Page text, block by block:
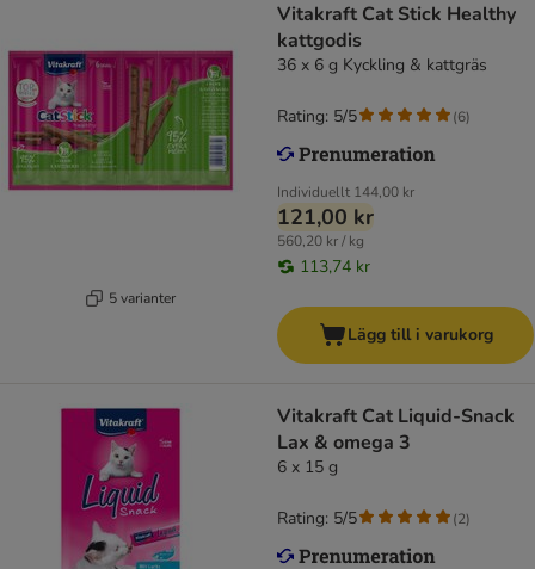
5 varianter
Vitakraft Cat Stick Healthy
kattgodis
36 x 6 g Kyckling & kattgräs
Individuellt 144,00 kr
121,00 kr
560,20 kr / kg
113,74 kr
Rating: 5/5 (6)
Lägg till i varukorg
Vitakraft Cat Liquid-Snack
Lax & omega 3
6 x 15 g
Rating: 5/5 (2)